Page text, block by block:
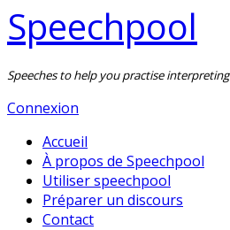
Speechpool
Speeches to help you practise interpreting
Connexion
Accueil
À propos de Speechpool
Utiliser speechpool
Préparer un discours
Contact